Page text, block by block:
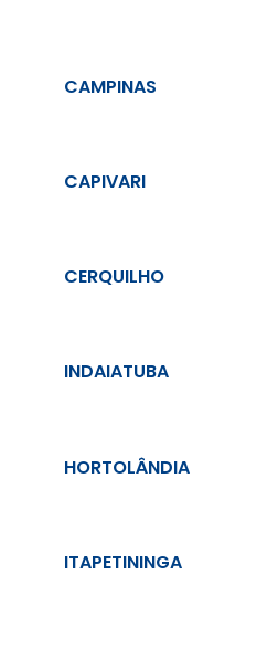
CAMPINAS
CAPIVARI
CERQUILHO
INDAIATUBA
HORTOLÂNDIA
ITAPETININGA